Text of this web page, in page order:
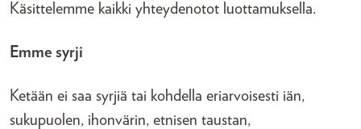
Käsittelemme kaikki yhteydenotot luottamuksella.
Emme syrji
Ketään ei saa syrjiä tai kohdella eriarvoisesti iän,
sukupuolen, ihonvärin, etnisen taustan,